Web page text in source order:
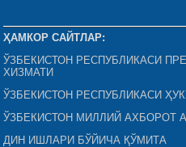
ҲАМКОР САЙТЛАР:
ЎЗБЕКИСТОН РЕСПУБЛИКАСИ
ХИЗМАТИ
ЎЗБЕКИСТОН РЕСПУБЛИКАСИ
ЎЗБЕКИСТОН МИЛЛИЙ АХБОРОТ
ДИН ИШЛАРИ БЎЙИЧА ҚЎМИТА